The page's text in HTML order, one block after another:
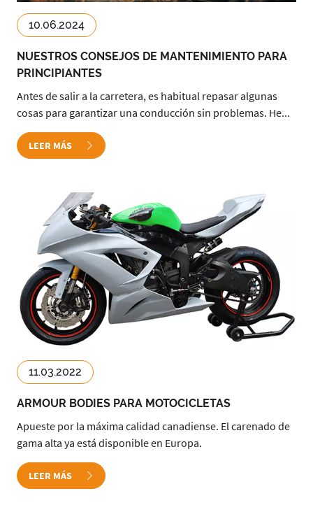
10.06.2024
NUESTROS CONSEJOS DE MANTENIMIENTO PARA
PRINCIPIANTES
Antes de salir a la carretera, es habitual repasar algunas
cosas para garantizar una conducción sin problemas. He...
LEER MÁS
11.03.2022
ARMOUR BODIES PARA MOTOCICLETAS
Apueste por la máxima calidad canadiense. El carenado de
gama alta ya está disponible en Europa.
LEER MÁS